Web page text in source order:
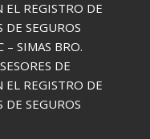
EL REGISTRO DE
DE SEGUROS
SIMAS BRO.
DE
EL REGISTRO DE
DE SEGUROS